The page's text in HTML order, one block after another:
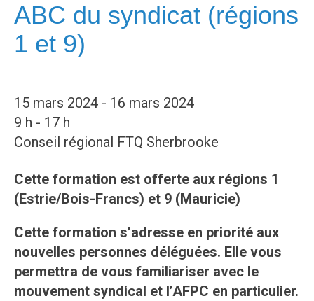
ABC du syndicat (régions
1 et 9)
15 mars 2024 - 16 mars 2024
9 h - 17 h
Conseil régional FTQ Sherbrooke
Cette formation est offerte aux régions 1
(Estrie/Bois-Francs) et 9 (Mauricie)
Cette formation s’adresse en priorité aux
nouvelles personnes déléguées. Elle vous
permettra de vous familiariser avec le
mouvement syndical et l’AFPC en particulier.